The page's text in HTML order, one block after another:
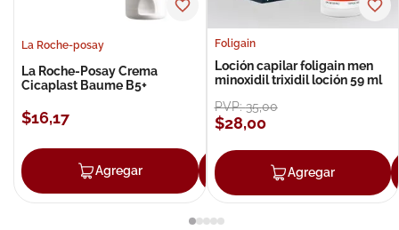
La Roche-posay
La Roche-Posay Crema
Cicaplast Baume B5+
$16,17
Agregar Agregar
Foligain
Loción capilar foligain men
minoxidil trixidil loción 59 ml
PVP:35,00
$28,00
Agregar